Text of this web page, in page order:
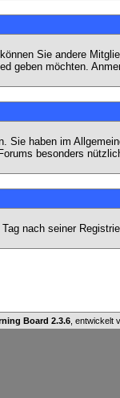
Sie andere
geben möchten.
Sie haben im
besonders
nach seiner
Board 2.3.6 , entwickelt